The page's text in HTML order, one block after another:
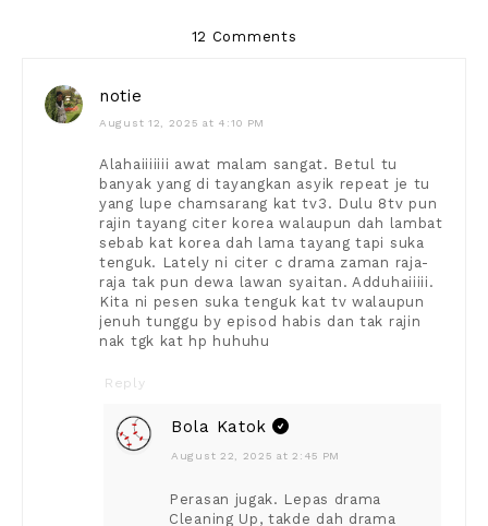
12 Comments
notie
August 12, 2025 at 4:10 PM
Alahaiiiiiii awat malam sangat. Betul tu
banyak yang di tayangkan asyik repeat je tu
yang lupe chamsarang kat tv3. Dulu 8tv pun
rajin tayang citer korea walaupun dah lambat
sebab kat korea dah lama tayang tapi suka
tenguk. Lately ni citer c drama zaman raja-
raja tak pun dewa lawan syaitan. Adduhaiiiii.
Kita ni pesen suka tenguk kat tv walaupun
jenuh tunggu by episod habis dan tak rajin
nak tgk kat hp huhuhu
Reply
Bola Katok
August 22, 2025 at 2:45 PM
Perasan jugak. Lepas drama
Cleaning Up, takde dah drama